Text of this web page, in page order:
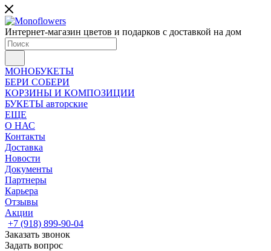
Интернет-магазин цветов и подарков с доставкой на дом
МОНОБУКЕТЫ
БЕРИ СОБЕРИ
КОРЗИНЫ И КОМПОЗИЦИИ
БУКЕТЫ авторские
ЕЩЕ
О НАС
Контакты
Доставка
Новости
Документы
Партнеры
Карьера
Отзывы
Акции
+7 (918) 899-90-04
Заказать звонок
Задать вопрос